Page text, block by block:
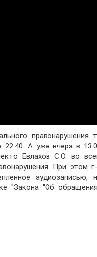
правонарушения
22:40. А уже вчера в
Евлахов С.О. во
При этом
аудиозаписью,
"Закона "Об